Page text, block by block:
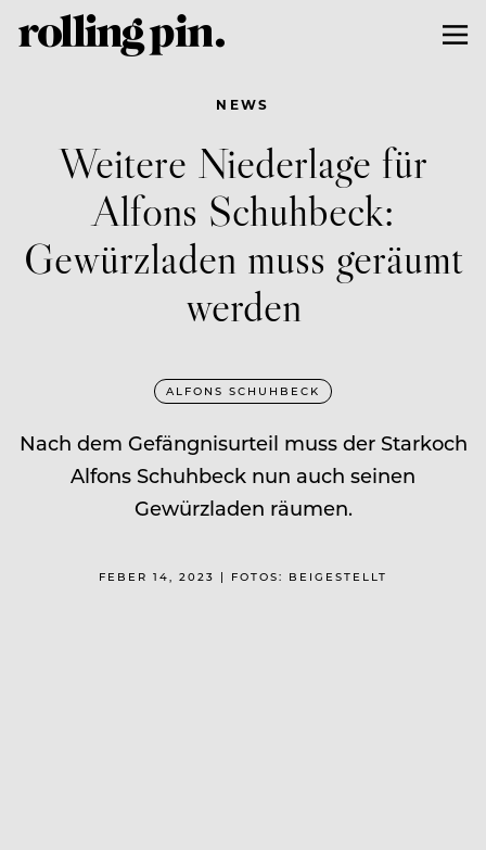
NEWS
Weitere Niederlage für
Alfons Schuhbeck:
Gewürzladen muss geräumt
werden
ALFONS SCHUHBECK
Nach dem Gefängnisurteil muss der Starkoch
Alfons Schuhbeck nun auch seinen
Gewürzladen räumen.
FEBER 14, 2023 | FOTOS: BEIGESTELLT